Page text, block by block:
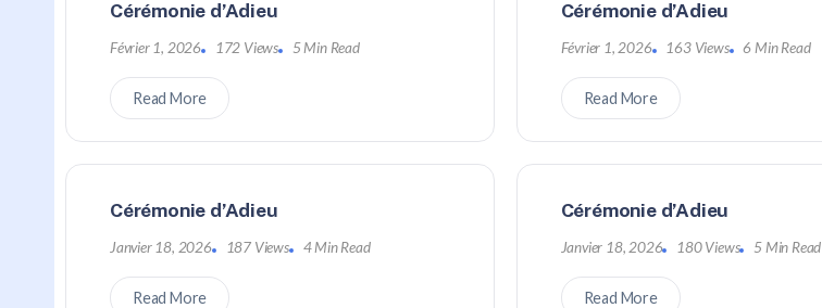
Cérémonie d’Adieu
Février 1, 2026 172 Views 5 Min Read
Read More
Cérémonie d’Adieu
Février 1, 2026 163 Views 6 Min Read
Read More
Cérémonie d’Adieu
Janvier 18, 2026 187 Views 4 Min Read
Read More
Cérémonie d’Adieu
Janvier 18, 2026 180 Views 5 Min Read
Read More